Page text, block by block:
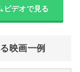
ビデオで見る
映画一例